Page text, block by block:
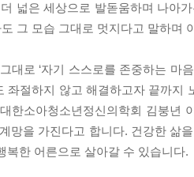
넓은 세상으로 발돋움하며 나아
그 모습 그대로 멋지다고 말하며
대로 ‘자기 스스로를 존중하는 마
좌절하지 않고 해결하고자 끝까
한소아청소년정신의학회 김붕년
망을 가진다고 합니다. 건강한 삶
복한 어른으로 살아갈 수 있습니다.